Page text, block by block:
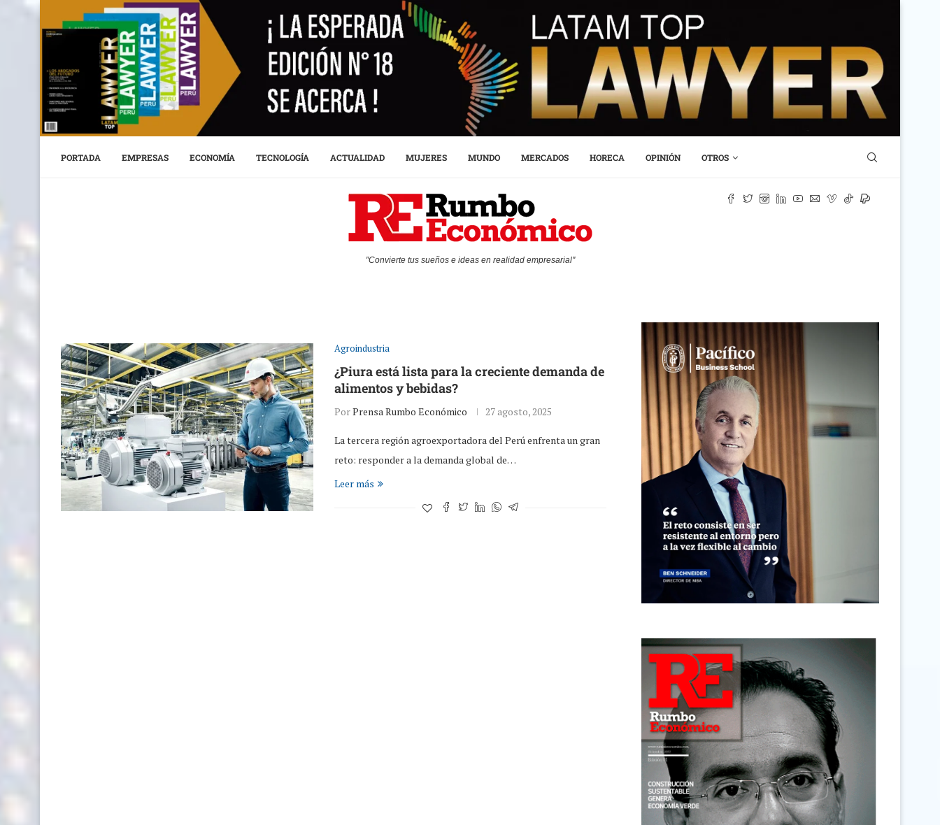
PORTADA EMPRESAS ECONOMÍA TECNOLOGÍA ACTUALIDAD MUJERES MUNDO MERCADOS HORECA OPINIÓN OTROS
"Convierte tus sueños e ideas en realidad empresarial"
Agroindustria
¿Piura está lista para la creciente demanda de
alimentos y bebidas?
PorPrensa Rumbo Económico 27 agosto, 2025
La tercera región agroexportadora del Perú enfrenta un gran
reto: responder a la demanda global de…
Leer más